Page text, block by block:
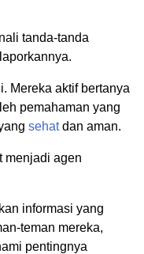
tanda-tanda
Mereka aktif bertanya
pemahaman yang
sehatdan aman.
menjadi agen
informasi yang
teman mereka,
pentingnya